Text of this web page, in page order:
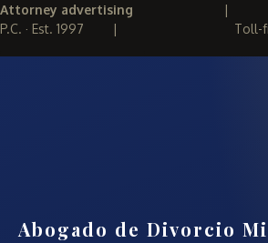
Attorney advertising |
P.C. · Est. 1997 | Toll-
Abogado de Divorcio